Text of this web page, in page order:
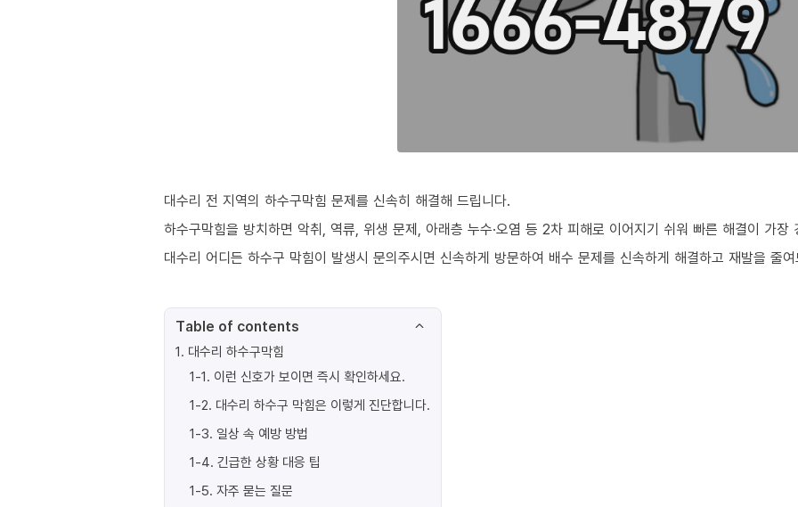
대수리 전 지역의 하수구막힘 문제를 신속히 해결해 드립니다.
하수구막힘을 방치하면 악취, 역류, 위생 문제, 아래층 누수·오염 등 2차 피해로 이어지기 쉬워 빠른 해결이 가장
대수리 어디든 하수구 막힘이 발생시 문의주시면 신속하게 방문하여 배수 문제를 신속하게 해결하고 재발을 줄
Table of contents
1. 대수리 하수구막힘
1-1. 이런 신호가 보이면 즉시 확인하세요.
1-2. 대수리 하수구 막힘은 이렇게 진단합니다.
1-3. 일상 속 예방 방법
1-4. 긴급한 상황 대응 팁
1-5. 자주 묻는 질문